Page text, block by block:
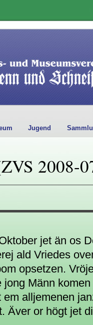
Jugend
2008-
jet än os
ald Vriedes
opsetzen.
Männ komen
alljemenen
Äver or högt jet